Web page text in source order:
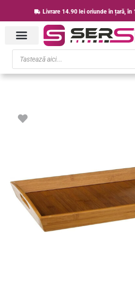
to
content
Livrare 14.90 lei oriunde în țară, în
Products
search